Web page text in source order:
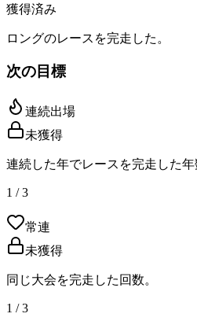
獲得済み
ロングのレースを完走した。
次の目標
連続出場
未獲得
連続した年でレースを完走した年
1 / 3
常連
未獲得
同じ大会を完走した回数。
1 / 3